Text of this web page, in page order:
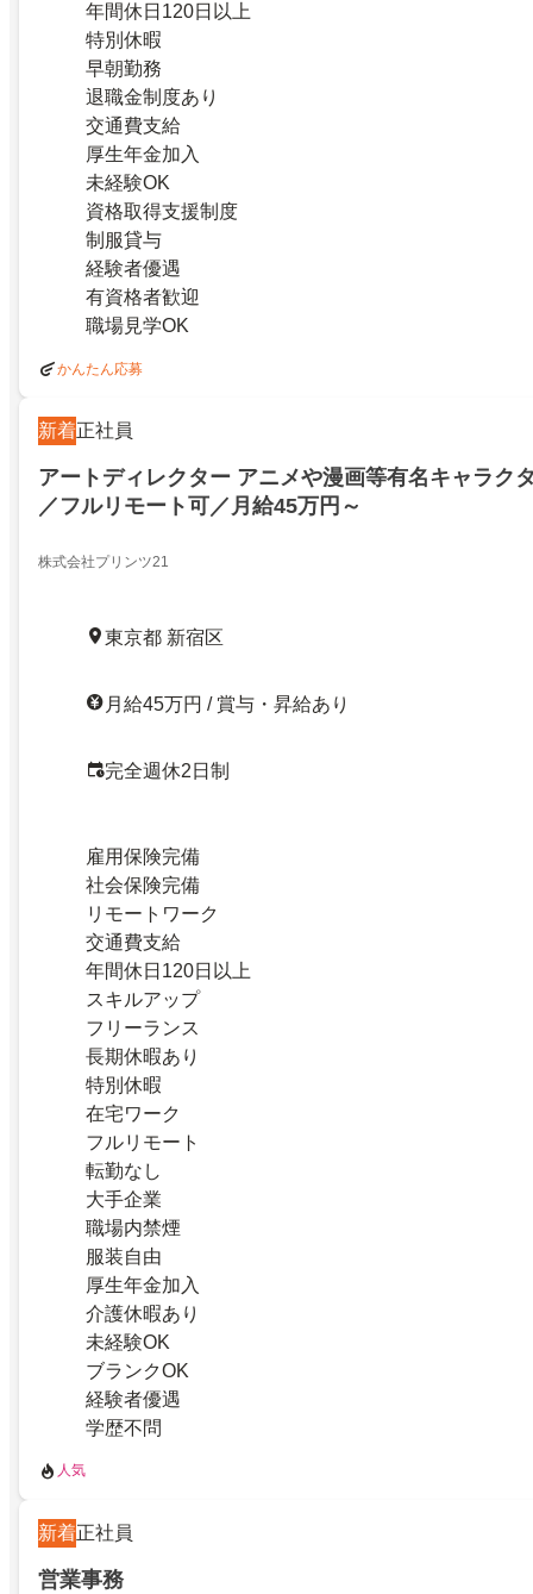
年間休日120日以上
特別休暇
早朝勤務
退職金制度あり
交通費支給
厚生年金加入
未経験OK
資格取得支援制度
制服貸与
経験者優遇
有資格者歓迎
職場見学OK
かんたん応募
新着正社員
アートディレクター アニメや漫画等有名キャラク
／フルリモート可／月給45万円～
株式会社プリンツ21
東京都 新宿区
月給45万円 / 賞与・昇給あり
完全週休2日制
雇用保険完備
社会保険完備
リモートワーク
交通費支給
年間休日120日以上
スキルアップ
フリーランス
長期休暇あり
特別休暇
在宅ワーク
フルリモート
転勤なし
大手企業
職場内禁煙
服装自由
厚生年金加入
介護休暇あり
未経験OK
ブランクOK
経験者優遇
学歴不問
人気
新着正社員
営業事務